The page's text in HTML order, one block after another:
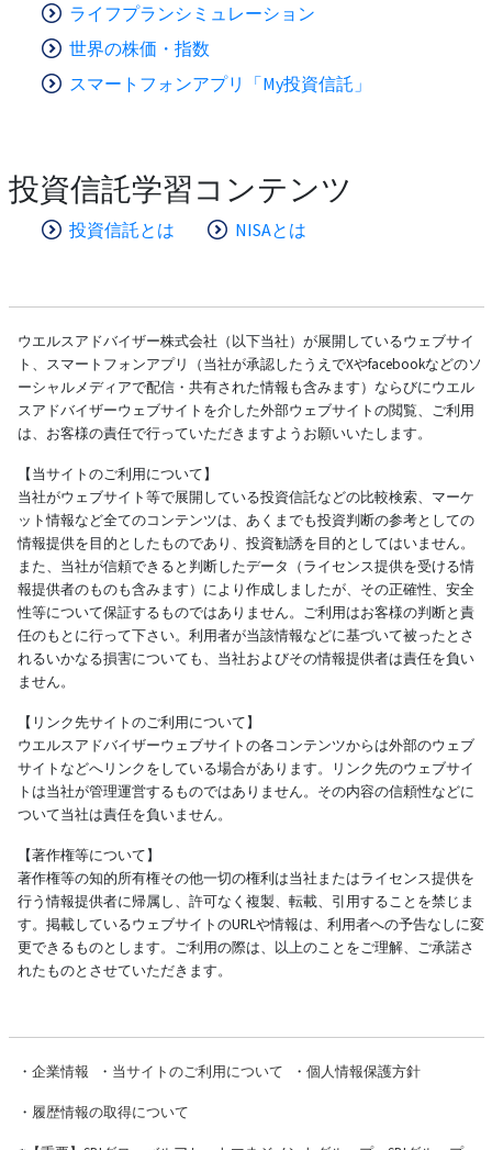
ライフプランシミュレーション
世界の株価・指数
スマートフォンアプリ「My投資信託」
投資信託学習コンテンツ
投資信託とは NISAとは
ウエルスアドバイザー株式会社（以下当社）が展開しているウェブサイ
ト、スマートフォンアプリ（当社が承認したうえでXやfacebookなどのソ
ーシャルメディアで配信・共有された情報も含みます）ならびにウエル
スアドバイザーウェブサイトを介した外部ウェブサイトの閲覧、ご利用
は、お客様の責任で行っていただきますようお願いいたします。
【当サイトのご利用について】
当社がウェブサイト等で展開している投資信託などの比較検索、マーケ
ット情報など全てのコンテンツは、あくまでも投資判断の参考としての
情報提供を目的としたものであり、投資勧誘を目的としてはいません。
また、当社が信頼できると判断したデータ（ライセンス提供を受ける情
報提供者のものも含みます）により作成しましたが、その正確性、安全
性等について保証するものではありません。ご利用はお客様の判断と責
任のもとに行って下さい。利用者が当該情報などに基づいて被ったとさ
れるいかなる損害についても、当社およびその情報提供者は責任を負い
ません。
【リンク先サイトのご利用について】
ウエルスアドバイザーウェブサイトの各コンテンツからは外部のウェブ
サイトなどへリンクをしている場合があります。リンク先のウェブサイ
トは当社が管理運営するものではありません。その内容の信頼性などに
ついて当社は責任を負いません。
【著作権等について】
著作権等の知的所有権その他一切の権利は当社またはライセンス提供を
行う情報提供者に帰属し、許可なく複製、転載、引用することを禁じま
す。掲載しているウェブサイトのURLや情報は、利用者への予告なしに変
更できるものとします。ご利用の際は、以上のことをご理解、ご承諾さ
れたものとさせていただきます。
・ 企業情報 ・ 当サイトのご利用について ・ 個人情報保護方針
・ 履歴情報の取得について